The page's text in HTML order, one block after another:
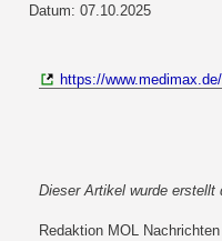
Datum: 07.10.2025
https://
Dieser Artikel wurde erstellt
Redaktion MOL Nachrichten